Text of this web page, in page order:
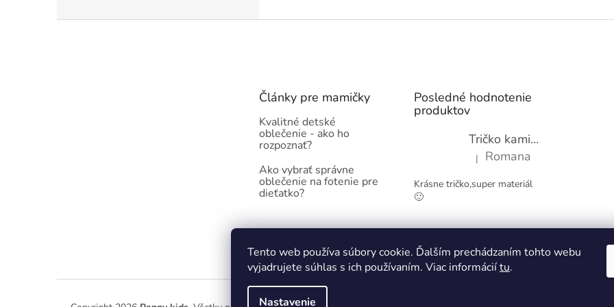
Tento web používa súbory cookie. Ďalším prechádzaním tohto webu
vyjadrujete súhlas s ich používaním. Viac informáciítu.
Nastavenie
Články pre mamičky
Kvalitné detské
oblečenie - ako ho
rozpoznať?
Ako vybrať správne
oblečenie na fotenie pre
dieťatko?
Posledné hodnotenie
produktov
Tričko kamióny pre chlapcov - novinka (98-134)
Hodnotenie produktu je 5 z 5
| Romana
Krásne tričko,super materiál
🙂
Obchodné podmienky Kontakty